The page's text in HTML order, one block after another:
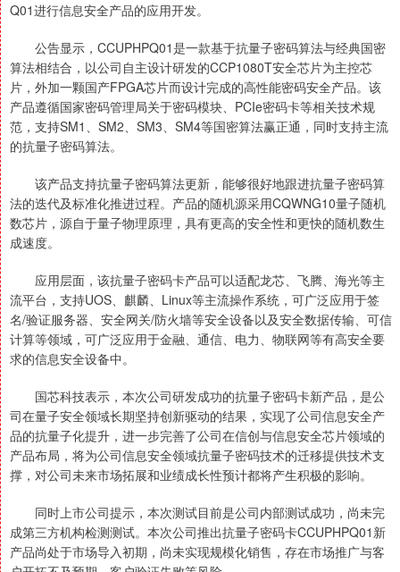
Q01进行信息安全产品的应用开发。
公告显示，CCUPHPQ01是一款基于抗量子密码算法与经典国密
算法相结合，以公司自主设计研发的CCP1080T安全芯片为主控芯
片，外加一颗国产FPGA芯片而设计完成的高性能密码安全产品。该
产品遵循国家密码管理局关于密码模块、PCIe密码卡等相关技术规
范，支持SM1、SM2、SM3、SM4等国密算法赢正通，同时支持主流
的抗量子密码算法。
该产品支持抗量子密码算法更新，能够很好地跟进抗量子密码算
法的迭代及标准化推进过程。产品的随机源采用CQWNG10量子随机
数芯片，源自于量子物理原理，具有更高的安全性和更快的随机数生
成速度。
应用层面，该抗量子密码卡产品可以适配龙芯、飞腾、海光等主
流平台，支持UOS、麒麟、Linux等主流操作系统，可广泛应用于签
名/验证服务器、安全网关/防火墙等安全设备以及安全数据传输、可信
计算等领域，可广泛应用于金融、通信、电力、物联网等有高安全要
求的信息安全设备中。
国芯科技表示，本次公司研发成功的抗量子密码卡新产品，是公
司在量子安全领域长期坚持创新驱动的结果，实现了公司信息安全产
品的抗量子化提升，进一步完善了公司在信创与信息安全芯片领域的
产品布局，将为公司信息安全领域抗量子密码技术的迁移提供技术支
撑，对公司未来市场拓展和业绩成长性预计都将产生积极的影响。
同时上市公司提示，本次测试目前是公司内部测试成功，尚未完
成第三方机构检测测试。本次公司推出抗量子密码卡CCUPHPQ01新
产品尚处于市场导入初期，尚未实现规模化销售，存在市场推广与客